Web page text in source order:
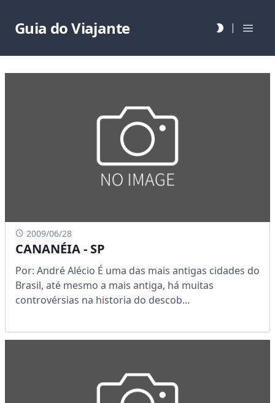
Guia do Viajante |
2009/06/28
CANANÉIA - SP
Por: André Alécio É uma das mais antigas cidades do
Brasil, até mesmo a mais antiga, há muitas
controvérsias na historia do descob...